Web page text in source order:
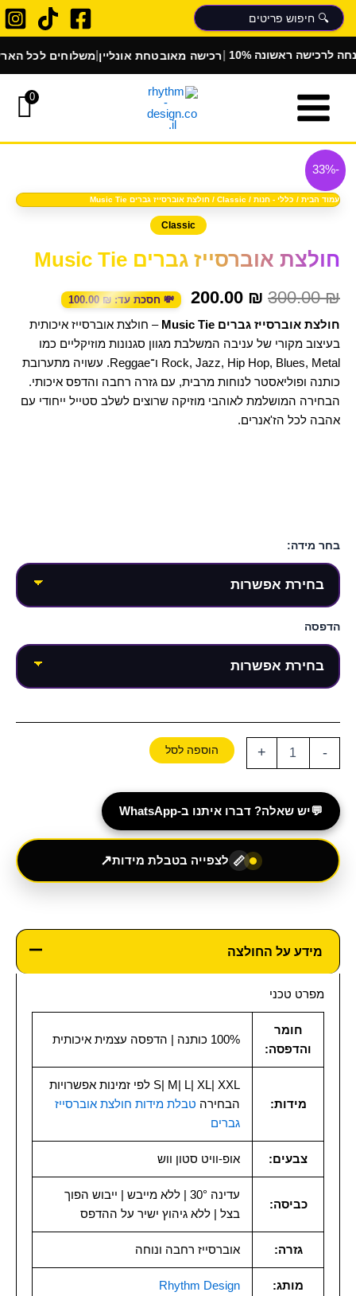
דילוג
לתוכן
|משלוחים לכל הארץ| רכישה מאובטחת אונליין| לרכישה ראשונה
0
-33%
עמוד הבית / כללי - חנות /
Classic / חולצת אוברסייז גברים Music Tie
Classic
חולצת אוברסייז גברים Music Tie
300.00₪
200.00 ₪
הוא:
💸 חסכת עד: 100.00₪
חולצת אוברסייז גברים Music Tie
– חולצת אוברסייז איכותית
בעיצוב מקורי של עניבה המשלבת מגוון סגנונות מוזיקליים כמו
Rock, Jazz, Hip Hop, Blues, Metal ו־Reggae. עשויה מתערובת
כותנה ופוליאסטר לנוחות מרבית, עם גזרה רחבה והדפס איכותי.
הבחירה המושלמת לאוהבי מוזיקה שרוצים לשלב סטייל ייחודי עם
אהבה לכל הז'אנרים.
בחר מידה:
הדפסה
-
כמות
של
חולצת
אוברסייז
+ הוספה לסל
💬יש שאלה? דברו איתנו ב-WhatsApp
📏 לצפייה בטבלת מידות↗
מידע על החולצה
מפרט טכני
חומר
והדפסה:
100% כותנה | הדפסה עצמית איכותית
מידות:
S| M| L| XL| XXL לפי זמינות אפשרויות
הבחירה טבלת מידות חולצת אוברסייז
גברים
צבעים: אופ-וויט סטון ווש
כביסה:
עדינה 30° | ללא מייבש | ייבוש הפוך
בצל | ללא גיהוץ ישיר על ההדפס
גזרה: אוברסייז רחבה ונוחה
מותג: Rhythm Design